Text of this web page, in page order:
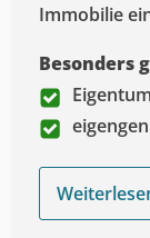
Immobilie
Besonders